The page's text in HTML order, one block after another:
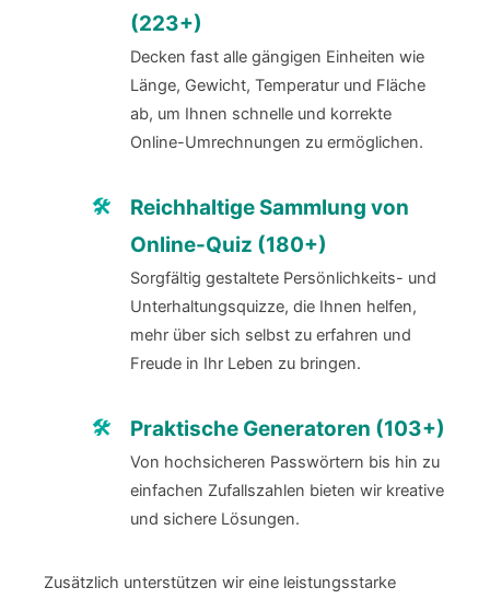
(223+)
Decken fast alle gängigen Einheiten wie
Länge, Gewicht, Temperatur und Fläche
ab, um Ihnen schnelle und korrekte
Online-Umrechnungen zu ermöglichen.
Reichhaltige Sammlung von
Online-Quiz (180+)
Sorgfältig gestaltete Persönlichkeits- und
Unterhaltungsquizze, die Ihnen helfen,
mehr über sich selbst zu erfahren und
Freude in Ihr Leben zu bringen.
Praktische Generatoren (103+)
Von hochsicheren Passwörtern bis hin zu
einfachen Zufallszahlen bieten wir kreative
und sichere Lösungen.
Zusätzlich unterstützen wir eine leistungsstarke